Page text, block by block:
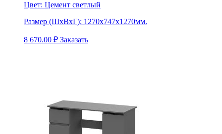
Цвет: Цемент светлый
Размер (ШхВхГ): 1270х747х1270мм.
8 670.00 ₽ Заказать